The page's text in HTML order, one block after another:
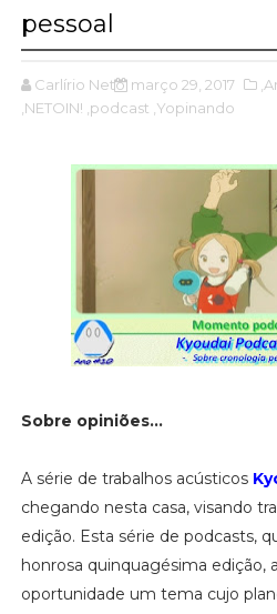
pessoal
Carlírio Neto março 29, 2017
,NETOIN! ,podcast ,Yopinando
Sobre opiniões...
A série de trabalhos acústicos
chegando nesta casa, visando
edição. Esta série de podcasts,
honrosa quinquagésima edição,
oportunidade um tema cujo